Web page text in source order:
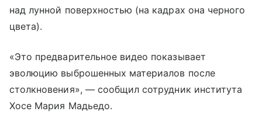
над лунной поверхностью (на кадрах она черного
цвета).
«Это предварительное видео показывает
эволюцию выброшенных материалов после
столкновения», — сообщил сотрудник института
Хосе Мария Мадьедо.